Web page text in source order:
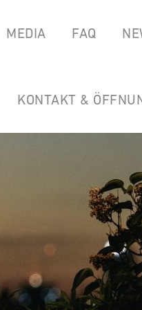
MEDIA FAQ
KONTAKT &